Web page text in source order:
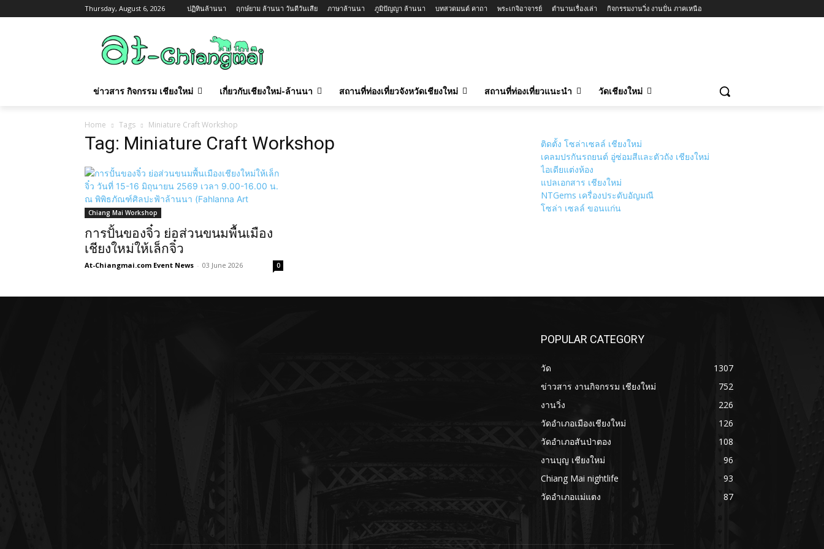
Thursday, August 6, 2026 ปฏิทินล้านนา ฤกษ์ยาม ล้านนา วันดีวันเสีย ภาษาล้านนา ภูมิปัญญา ล้านนา บทสวดมนต์ คาถา พระเกจิอาจารย์ ตำนานเรื่องเล่า กิจกรรมงานวิ่ง งานปั่น ภาคเหนือ
ข่าวสาร กิจกรรม เชียงใหม่ เกี่ยวกับเชียงใหม่-ล้านนา สถานที่ท่องเที่ยวจังหวัดเชียงใหม่ สถานที่ท่องเที่ยวแนะนำ วัดเชียงใหม่
Home Tags Miniature Craft Workshop
Tag: Miniature Craft Workshop
Chiang Mai Workshop
การปั้นของจิ๋ว ย่อส่วนขนมพื้นเมือง
เชียงใหม่ให้เล็กจิ๋ว
At-Chiangmai.com Event News - 03 June 2026 0
ติดตั้ง โซล่าเซลล์ เชียงใหม่
เคลมปรกันรถยนต์ อู่ซ่อมสีและตัวถัง เชียงใหม่
ไอเดียแต่งห้อง
แปลเอกสาร เชียงใหม่
NTGems เครื่องประดับอัญมณี
โซล่า เซลล์ ขอนแก่น
POPULAR CATEGORY
วัด
1307
ข่าวสาร งานกิจกรรม เชียงใหม่
752
งานวิ่ง
226
วัดอำเภอเมืองเชียงใหม่
126
วัดอำเภอสันป่าตอง
108
งานบุญ เชียงใหม่
96
Chiang Mai nightlife
93
วัดอำเภอแม่แตง
87